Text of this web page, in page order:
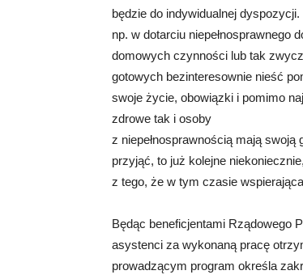
będzie do indywidualnej
np. w dotarciu niepełnosprawnego
domowych czynności lub tak
gotowych bezinteresownie nieść
swoje życie, obowiązki i pomimo
zdrowe tak i osoby
z niepełnosprawnością mają swoją
przyjąć, to już kolejne
z tego, że w tym czasie
Będąc beneficjentami Rządowego
asystenci za wykonaną pracę
prowadzącym program określa